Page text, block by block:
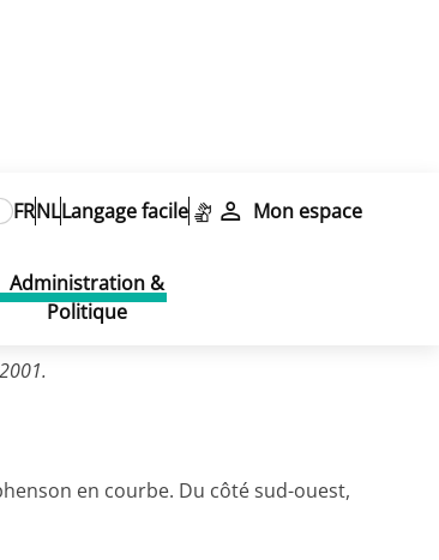
FRNLLangage facile Mon espace
Administration &
Politique
en courbe. Du côté sud-ouest,